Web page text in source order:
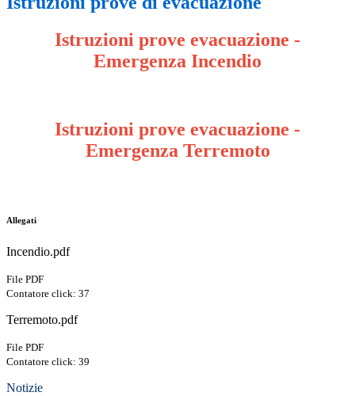
Istruzioni prove evacuazione -
Emergenza Incendio
Istruzioni prove evacuazione -
Emergenza Terremoto
Allegati
Incendio.pdf
File PDF
Contatore click: 37
Terremoto.pdf
File PDF
Contatore click: 39
Notizie